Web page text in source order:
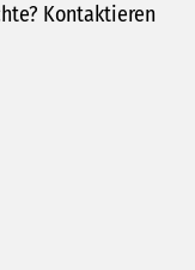
Kontaktieren